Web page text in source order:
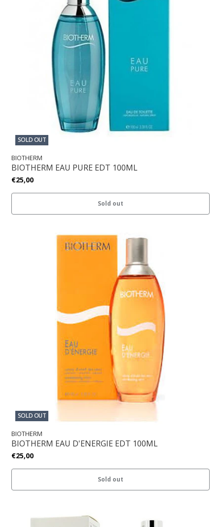
SOLD OUT
BIOTHERM
BIOTHERM EAU PURE EDT 100ML
€25,00
Sold out
SOLD OUT
BIOTHERM
BIOTHERM EAU D'ENERGIE EDT 100ML
€25,00
Sold out